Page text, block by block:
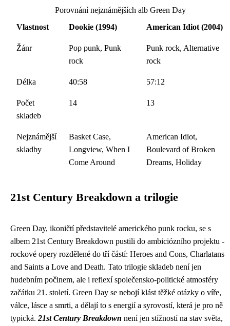
Porovnání nejznámějších alb Green Day
Vlastnost
Dookie (1994) American Idiot (2004)
Žánr
Pop punk, Punk
rock
Punk rock, Alternative
rock
Délka 40:58 57:12
Počet
skladeb
14 13
Nejznámější
skladby
Basket Case,
Longview, When I
Come Around
American Idiot,
Boulevard of Broken
Dreams, Holiday
21st Century Breakdown a trilogie
Green Day, ikoničtí představitelé amerického punk rocku, se s
albem 21st Century Breakdown pustili do ambiciózního projektu -
rockové opery rozdělené do tří částí: Heroes and Cons, Charlatans
and Saints a Love and Death. Tato trilogie skladeb není jen
hudebním počinem, ale i reflexí společensko-politické atmosféry
začátku 21. století. Green Day se nebojí klást těžké otázky o víře,
válce, lásce a smrti, a dělají to s energií a syrovostí, která je pro ně
typická. 21st Century Breakdown není jen stížností na stav světa,